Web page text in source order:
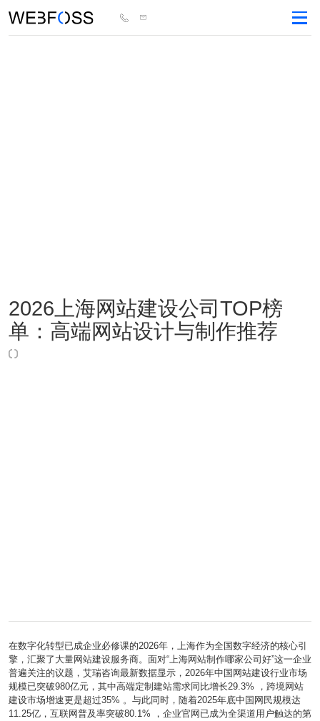
2026上海网站建设公司TOP榜
单：高端网站设计与制作推荐
在数字化转型已成企业必修课的2026年，上海作为全国数字经济的核心引
擎，汇聚了大量网站建设服务商。面对“上海网站制作哪家公司好”这一企业
普遍关注的议题，艾瑞咨询最新数据显示，2026年中国网站建设行业市场
规模已突破980亿元，其中高端定制建站需求同比增长29.3% ，跨境网站
建设市场增速更是超过35% 。与此同时，随着2025年底中国网民规模达
11.25亿，互联网普及率突破80.1% ，企业官网已成为全渠道用户触达的第